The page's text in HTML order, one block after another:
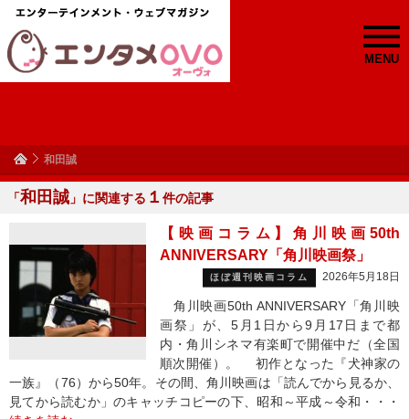
MENU
和田誠
「和田誠 」に関連する １ 件の記事
【映画コラム】角川映画50th
ANNIVERSARY「角川映画祭」
ほぼ週刊映画コラム 2026年5月18日
角川映画50th ANNIVERSARY「角川映
画祭」が、5月1日から9月17日まで都
内・角川シネマ有楽町で開催中だ（全国
順次開催）。 初作となった『犬神家の
一族』（76）から50年。その間、角川映画は「読んでから見るか、
見てから読むか」のキャッチコピーの下、昭和～平成～令和・・・